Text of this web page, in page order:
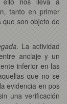
tanto en primer
que son objeto de
. La actividad
anclaje y un
inferior en las
que no se
evidencia en pos
una verificación